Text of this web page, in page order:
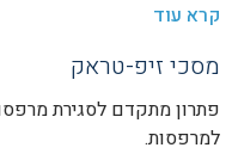
קרא עוד
מסכי זיפ-טראק
פתרון מתקדם לסגירת
למרפסות.